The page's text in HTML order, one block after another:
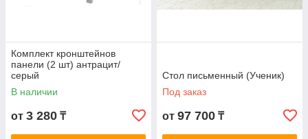
Комплект кронштейнов
панели (2 шт) антрацит/
серый
В наличии
от 3 280 ₸
Стол письменный (Ученик)
Под заказ
от 97 700 ₸